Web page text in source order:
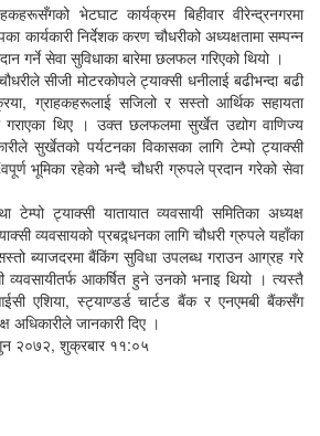
भेटघाट कार्यक्रम बिहीवार वीरेन्द्रनगरमा
कार्यकारी निर्देशक करण चौधरीको अध्यक्षतामा सम्पन्न
गर्ने सेवा सुविधाका बारेमा छलफल गरिएको थियो ।
सीजी मोटरकोपले ट्याक्सी धनीलाई बढीभन्दा बढी
ग्राहकहरूलाई सजिलो र सस्तो आर्थिक सहायता
गराएका थिए । उक्त छलफलमा सुर्खेत उद्योग वाणिज्य
सुर्खेतको पर्यटनका विकासका लागि टेम्पो ट्याक्सी
भूमिका रहेको भन्दै चौधरी ग्रुपले प्रदान गरेको सेवा
टेम्पो ट्याक्सी यातायात व्यवसायी समितिका अध्यक्ष
व्यवसायको प्रबद्र्धनका लागि चौधरी ग्रुपले यहाँका
ब्याजदरमा बैंकिंग सुविधा उपलब्ध गराउन आग्रह गरे
व्यवसायीतर्फ आकर्षित हुने उनको भनाइ थियो । त्यस्तै
एशिया, स्ट्याण्डर्ड चार्टड बैंक र एनएमबी बैंकसँग
अधिकारीले जानकारी दिए ।
२०७२, शुक्रबार ११:०५